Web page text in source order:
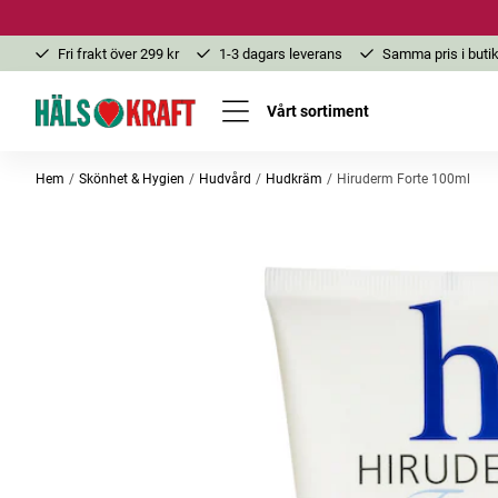
Fri frakt över 299 kr 1-3 dagars leverans Samma pris i
Vårt sortiment
Hem Skönhet & Hygien Hudvård Hudkräm Hiruderm Forte 100ml